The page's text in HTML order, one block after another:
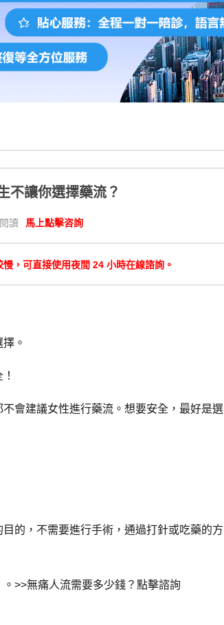
不讓你選擇藥流？
讀 馬上點擊咨詢
，可直接使用夜間 24 小時在線諮詢。
。
會建議女性進行藥流。想要安全，最好是選
的，不需要進行手術，通過打針或吃藥的方
。>>無痛人流需要多少錢？點擊諮詢